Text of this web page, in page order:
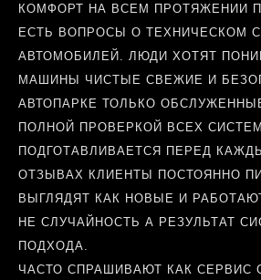
КОМФОРТ НА ВСЕМ ПРОТЯЖЕНИИ
ЕСТЬ ВОПРОСЫ О ТЕХНИЧЕСКОМ
АВТОМОБИЛЕЙ. ЛЮДИ ХОТЯТ
МАШИНЫ ЧИСТЫЕ СВЕЖИЕ И
АВТОПАРКЕ ТОЛЬКО
ПОЛНОЙ ПРОВЕРКОЙ ВСЕХ
ПОДГОТАВЛИВАЕТСЯ ПЕРЕД
ОТЗЫВАХ КЛИЕНТЫ ПОСТОЯННО
ВЫГЛЯДЯТ КАК НОВЫЕ И
НЕ СЛУЧАЙНОСТЬ А РЕЗУЛЬТАТ
ПОДХОДА.
ЧАСТО СПРАШИВАЮТ КАК СЕРВИС